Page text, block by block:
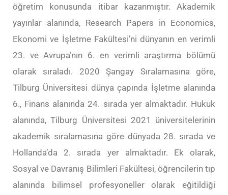
öğretim konusunda itibar kazanmıştır. Akademik
yayınlar alanında, Research Papers in Economics,
Ekonomi ve İşletme Fakültesi’ni dünyanın en verimli
23. ve Avrupa’nın 6. en verimli araştırma bölümü
olarak sıraladı. 2020 Şangay Sıralamasına göre,
Tilburg Üniversitesi dünya çapında İşletme alanında
6., Finans alanında 24. sırada yer almaktadır. Hukuk
alanında, Tilburg Üniversitesi 2021 üniversitelerinin
akademik sıralamasına göre dünyada 28. sırada ve
Hollanda’da 2. sırada yer almaktadır. Ek olarak,
Sosyal ve Davranış Bilimleri Fakültesi, öğrencilerin tıp
alanında bilimsel profesyoneller olarak eğitildiği